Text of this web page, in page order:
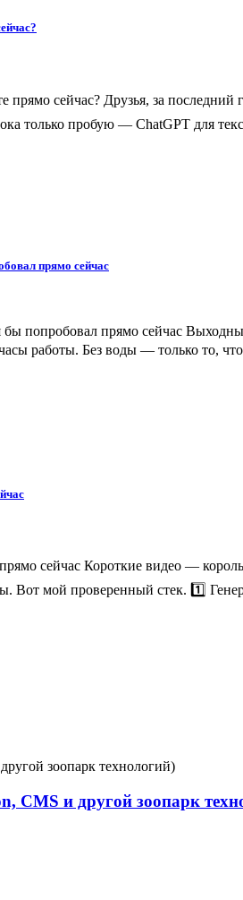
сейчас? Друзья, за
только пробую — ChatGPT для
прямо сейчас
попробовал прямо сейчас
работы. Без воды — только то,
сейчас Короткие видео —
Вот мой проверенный стек. 1️⃣
CMS и другой зоопарк